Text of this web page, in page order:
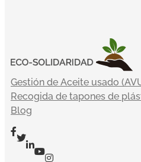
Gestión de Aceite usado
Recogida de tapones de
Blog